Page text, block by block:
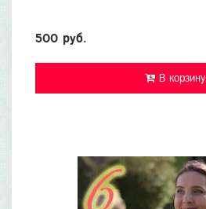
500 руб.
В корзину